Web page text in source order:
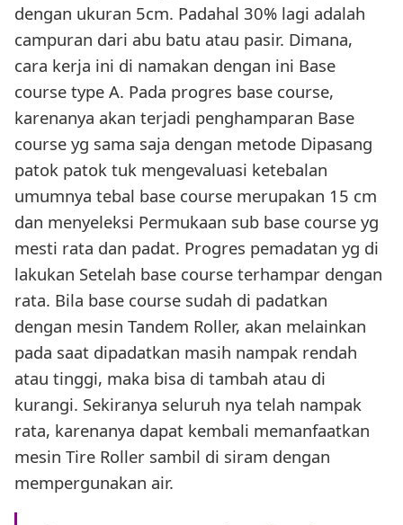
dengan ukuran 5cm. Padahal 30% lagi adalah
campuran dari abu batu atau pasir. Dimana,
cara kerja ini di namakan dengan ini Base
course type A. Pada progres base course,
karenanya akan terjadi penghamparan Base
course yg sama saja dengan metode Dipasang
patok patok tuk mengevaluasi ketebalan
umumnya tebal base course merupakan 15 cm
dan menyeleksi Permukaan sub base course yg
mesti rata dan padat. Progres pemadatan yg di
lakukan Setelah base course terhampar dengan
rata. Bila base course sudah di padatkan
dengan mesin Tandem Roller, akan melainkan
pada saat dipadatkan masih nampak rendah
atau tinggi, maka bisa di tambah atau di
kurangi. Sekiranya seluruh nya telah nampak
rata, karenanya dapat kembali memanfaatkan
mesin Tire Roller sambil di siram dengan
mempergunakan air.